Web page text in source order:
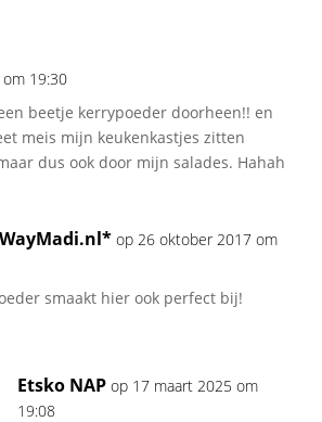
19:30
beetje kerrypoeder doorheen!! en
meis mijn keukenkastjes zitten
dus ook door mijn salades. Hahah
op 26 oktober 2017 om
smaakt hier ook perfect bij!
Etsko NAP op 17 maart 2025 om
19:08